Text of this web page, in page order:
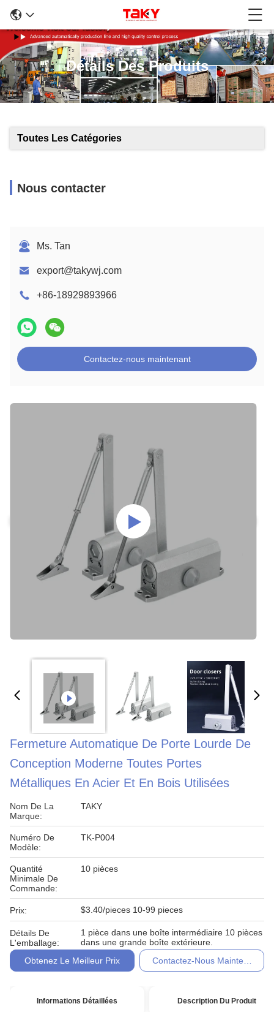
Détails Des Produits
Toutes Les Catégories
Nous contacter
Ms. Tan
export@takywj.com
+86-18929893966
Contactez-nous maintenant
Fermeture Automatique De Porte Lourde De
Conception Moderne Toutes Portes
Métalliques En Acier Et En Bois Utilisées
Nom De La
Marque:
TAKY
Numéro De
Modèle:
TK-P004
Quantité
Minimale De
Commande:
10 pièces
Prix: $3.40/pieces 10-99 pieces
Détails De
L'emballage:
1 pièce dans une boîte intermédiaire 10 pièces
dans une grande boîte extérieure.
Obtenez Le Meilleur Prix
Contactez-Nous Maintenant
Informations Détaillées Description Du Produit